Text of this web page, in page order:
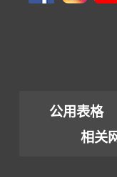
公用表格
相关